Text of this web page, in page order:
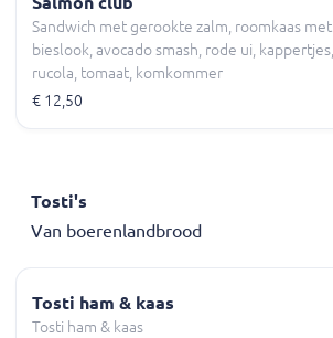
Sandwich met gerookte zalm, roomkaas met
bieslook, avocado smash, rode ui, kappertjes,
rucola, tomaat, komkommer
€ 12,50
Tosti's
Van boerenlandbrood
Tosti ham & kaas
Tosti ham & kaas